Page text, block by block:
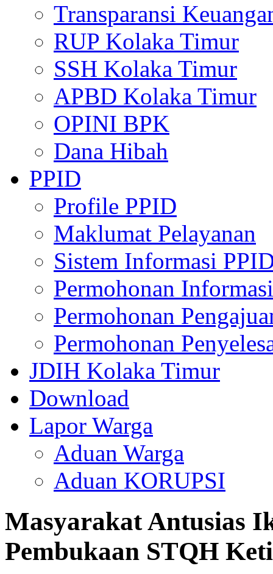
Transparansi
RUP Kolaka Timur
SSH Kolaka Timur
APBD Kolaka Timur
OPINI BPK
Dana Hibah
PPID
Profile PPID
Maklumat Pelayanan
Sistem Informasi
Permohonan
Permohonan
Permohonan
JDIH Kolaka Timur
Download
Lapor Warga
Aduan Warga
Aduan KORUPSI
Masyarakat Antusias
Pembukaan STQH